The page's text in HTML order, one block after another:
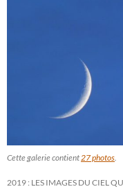
Cette galerie contient27 photos.
2019 : LES IMAGES DU CIEL